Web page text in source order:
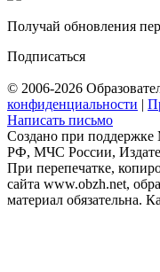
Получай обновления
Подписаться
© 2006-2026
конфиденциальности |
Написать письмо
Создано при поддержке
РФ, МЧС России,
При перепечатке,
сайта www.obzh.net,
материал обязательна.